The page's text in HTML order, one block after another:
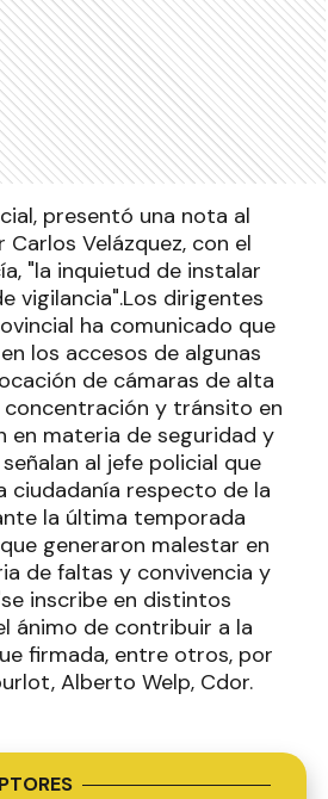
presentó una nota al
Velázquez, con el
"la inquietud de instalar
vigilancia".Los dirigentes
ha comunicado que
los accesos de algunas
de cámaras de alta
y tránsito en
en materia de seguridad y
al jefe policial que
ciudadanía respecto de la
la última temporada
generaron malestar en
de faltas y convivencia y
inscribe en distintos
ánimo de contribuir a la
firmada, entre otros, por
Alberto Welp, Cdor.